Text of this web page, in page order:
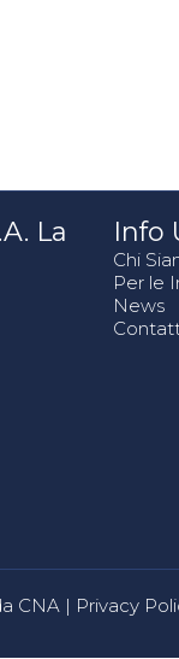
La
Info
Chi
Per le
News
CNA | Privacy